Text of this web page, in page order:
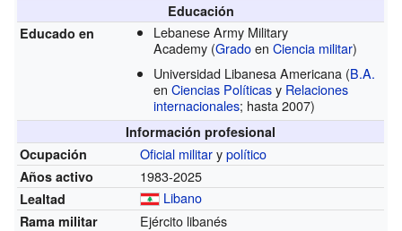
Educación
Educado en
Lebanese Army Military
Academy (Gradoen Ciencia militar)
Universidad Libanesa Americana (B.A.
en Ciencias Políticasy Relaciones
internacionales; hasta 2007)
Información profesional
Ocupación
Oficial militarypolítico
Años activo 1983-2025
Lealtad Libano
Rama militar Ejército libanés